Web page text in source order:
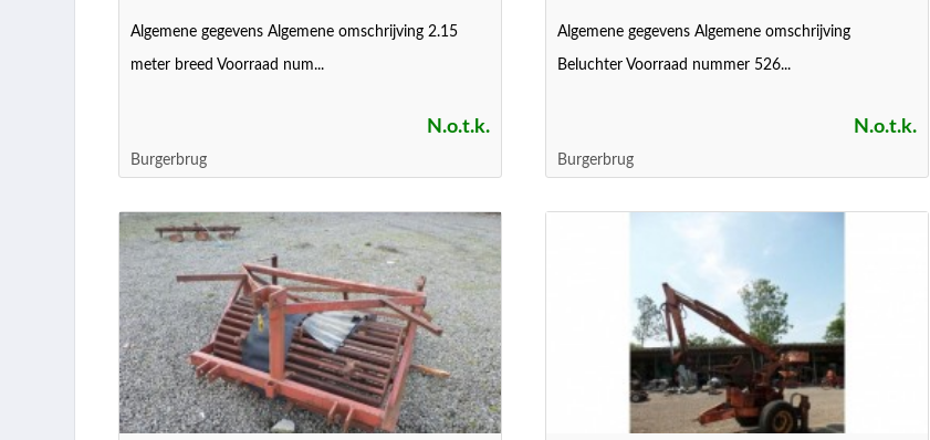
Algemene gegevens Algemene omschrijving 2.15
meter breed Voorraad num...
N.o.t.k.
Burgerbrug
Algemene gegevens Algemene omschrijving
Beluchter Voorraad nummer 526...
N.o.t.k.
Burgerbrug